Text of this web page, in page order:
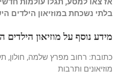
בלתי נשכחת במוזיאון הילדים
מידע נוסף על מוזיאון הילדים
כתובת: רחוב מפרץ שלמה, חולון,
מוזיאונים ותרבות